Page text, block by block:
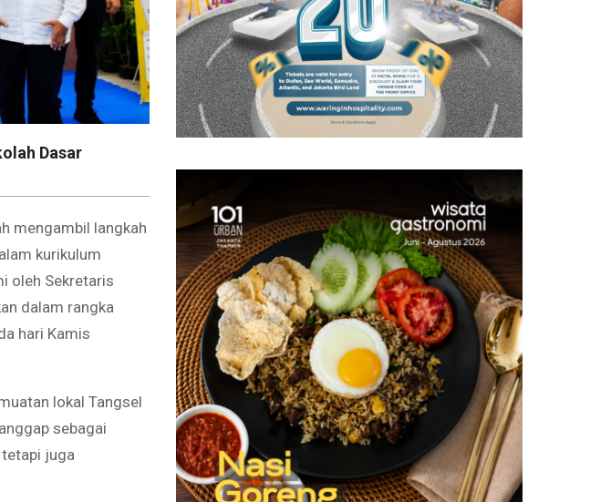
Dasar
mengambil langkah
kurikulum
oleh Sekretaris
dalam rangka
hari Kamis
lokal Tangsel
sebagai
juga